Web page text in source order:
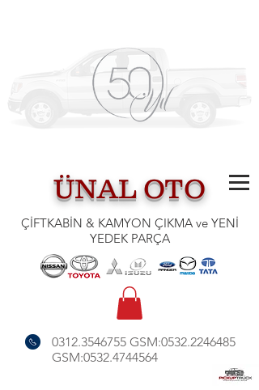
ÜNAL OTO
ÇİFTKABİN & KAMYON ÇIKMA ve YENİ
YEDEK PARÇA
0312.3546755 GSM:0532.2246485
GSM:0532.4744564